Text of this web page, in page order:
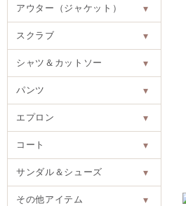
アウター（ジャケット） ▾
スクラブ ▾
シャツ＆カットソー ▾
パンツ ▾
エプロン ▾
コート ▾
サンダル＆シューズ ▾
その他アイテム ▾